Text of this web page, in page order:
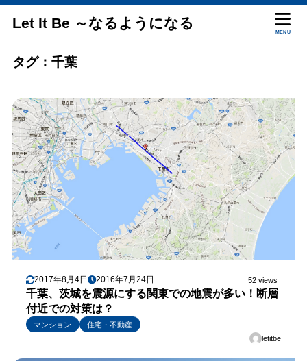
Let It Be ～なるようになる
MENU
タグ：千葉
2017年8月4日 2016年7月24日 52 views
千葉、茨城を震源にする関東での地震が多い！断層
付近での対策は？
マンション
住宅・不動産
letitbe